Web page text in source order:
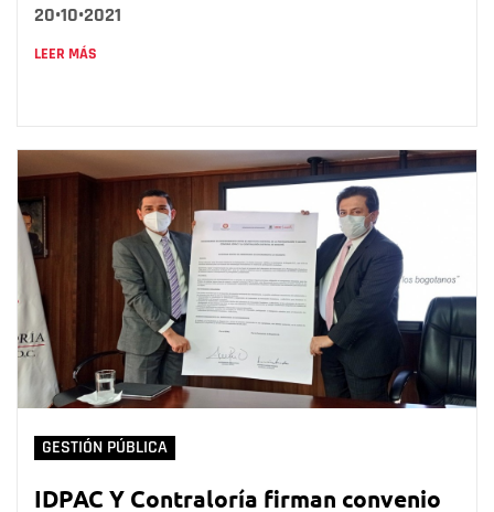
20•10•2021
LEER MÁS
GESTIÓN PÚBLICA
IDPAC Y Contraloría firman convenio